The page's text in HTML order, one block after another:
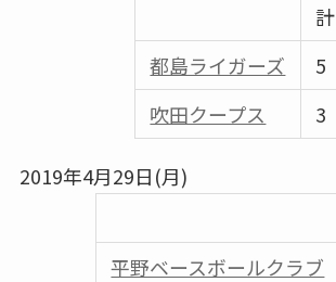
計
都島ライガーズ
5
吹田クープス
3
2019年4月29日(月)
平野ベースボールクラブ